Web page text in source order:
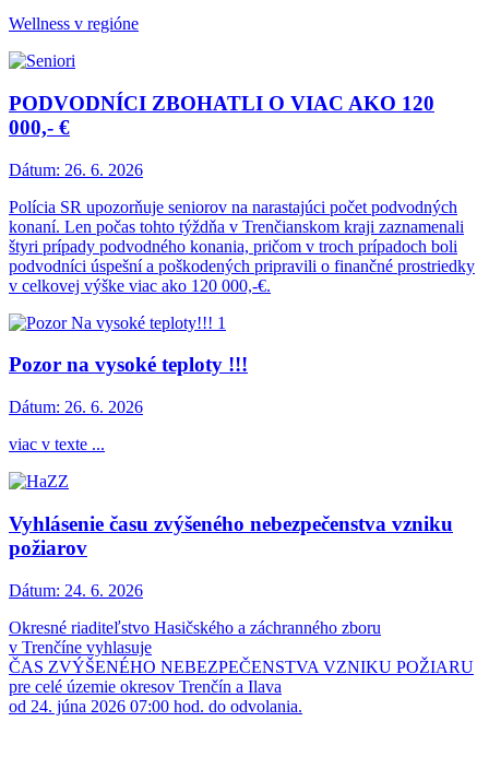
Wellness v regióne
PODVODNÍCI ZBOHATLI O VIAC AKO 120
000,- €
Dátum: 26. 6. 2026
Polícia SR upozorňuje seniorov na narastajúci počet podvodných
konaní. Len počas tohto týždňa v Trenčianskom kraji zaznamenali
štyri prípady podvodného konania, pričom v troch prípadoch boli
podvodníci úspešní a poškodených pripravili o finančné prostriedky
v celkovej výške viac ako 120 000,-€.
Pozor na vysoké teploty !!!
Dátum: 26. 6. 2026
viac v texte ...
Vyhlásenie času zvýšeného nebezpečenstva vzniku
požiarov
Dátum: 24. 6. 2026
Okresné riaditeľstvo Hasičského a záchranného zboru
v Trenčíne vyhlasuje
ČAS ZVÝŠENÉHO NEBEZPEČENSTVA VZNIKU POŽIARU
pre celé územie okresov Trenčín a Ilava
od 24. júna 2026 07:00 hod. do odvolania.